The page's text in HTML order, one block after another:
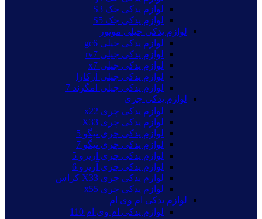
لوازم یدکی جک S3
لوازم یدکی جک S5
لوازم یدکی جیلی موتور
لوازم یدکی جیلی gc6
لوازم یدکی جیلی rv7
لوازم یدکی جیلی x7
لوازم یدکی جیلی آزکارا
لوازم یدکی جیلی امگرند 7
لوازم یدکی چری
لوازم یدکی چری x22
لوازم یدکی چری X33
لوازم یدکی چری تیگو 5
لوازم یدکی چری تیگو 7
لوازم یدکی چری آریزو 5
لوازم یدکی چری آریزو 6
لوازم یدکی چری X33 کراس
لوازم یدکی چری x55
لوازم یدکی ام وی ام
لوازم یدکی ام وی ام 110